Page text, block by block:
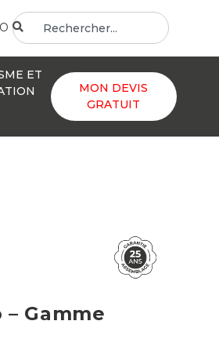
ET
MON DEVIS
GRATUIT
Gamme